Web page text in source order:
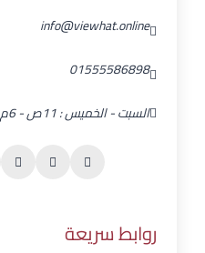
info@viewhat.online
01555586898
السبت - الخميس : 11ص - 6م
روابط سريعة